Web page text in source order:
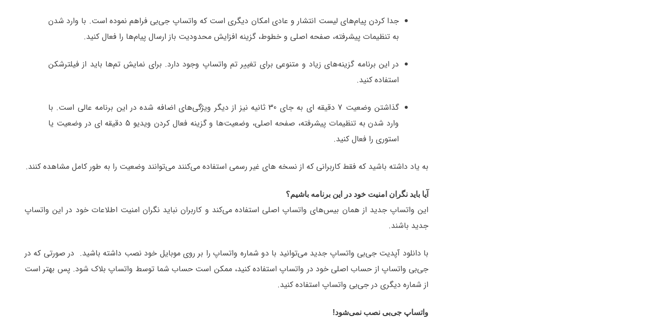
جدا کردن پیام‌های لیست انتشار و عادی امکان دیگری است که واتساپ جی‌بی فراهم نموده است. با وارد شدن
به تنظیمات پیشرفته، صفحه اصلی و خطوط، گزینه افزایش محدودیت باز ارسال پیام‌ها را فعال کنید.
در این برنامه گزینه‌های زیاد و متنوعی برای تغییر تم واتساپ وجود دارد. برای نمایش تم‌ها باید از فیلترشکن
استفاده کنید.
گذاشتن وضعیت 7 دقیقه ای به جای 30 ثانیه نیز از دیگر ویژگی‌های اضافه شده در این برنامه عالی است. با
وارد شدن به تنظیمات پیشرفته، صفحه اصلی، وضعیت‌ها و گزینه فعال کردن ویدیو 5 دقیقه ای در وضعیت یا
استوری را فعال کنید.
به یاد داشته باشید که فقط کاربرانی که از نسخه های غیر رسمی استفاده می‌کنند می‌توانند وضعیت را به طور کامل مشاهده کنند.
آیا باید نگران امنیت خود در این برنامه باشیم؟
این واتساپ جدید از همان بیس‌های واتساپ اصلی استفاده می‌کند و کاربران نباید نگران امنیت اطلاعات خود در این واتساپ
جدید باشند.
با دانلود آپدیت جی‌بی واتساپ جدید می‌توانید با دو شماره واتساپ را بر روی موبایل خود نصب داشته باشید. در صورتی که در
جی‌بی واتساپ از حساب اصلی خود در واتساپ استفاده کنید، ممکن است حساب شما توسط واتساپ بلاک شود. پس بهتر است
از شماره دیگری در جی‌بی واتساپ استفاده کنید.
واتساپ جی‌‌بی نصب نمی‌شود!